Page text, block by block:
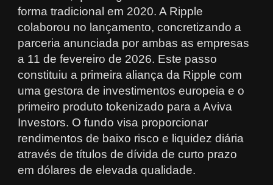
forma tradicional em 2020. A Ripple
colaborou no lançamento, concretizando a
parceria anunciada por ambas as empresas
a 11 de fevereiro de 2026. Este passo
constituiu a primeira aliança da Ripple com
uma gestora de investimentos europeia e o
primeiro produto tokenizado para a Aviva
Investors. O fundo visa proporcionar
rendimentos de baixo risco e liquidez diária
através de títulos de dívida de curto prazo
em dólares de elevada qualidade.